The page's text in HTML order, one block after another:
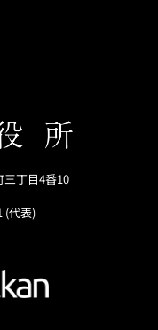
三丁目4番10
(代表)